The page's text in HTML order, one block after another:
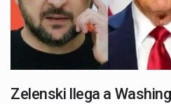
Zelenski llega a